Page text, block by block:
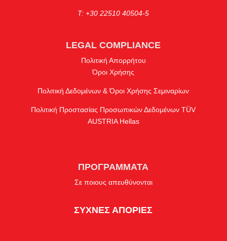
Τ: +30 22510 40504-5
LEGAL COMPLIANCE
Πολιτική Απορρήτου
Όροι Χρήσης
Πολιτική Δεδομένων & Όροι Χρήσης Σεμιναρίων
Πολιτική Προστασίας Προσωπικών Δεδομένων TÜV
AUSTRIA Hellas
ΠΡΟΓΡΑΜΜΑΤΑ
Σε ποιους απευθύνονται
ΣΥΧΝΕΣ ΑΠΟΡΙΕΣ